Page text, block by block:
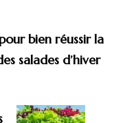
bien réussir la
salades d’hiver